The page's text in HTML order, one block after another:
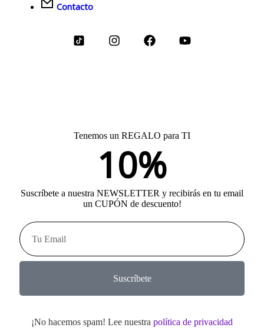
Contacto
Tenemos un REGALO para TI
10%
Suscríbete a nuestra NEWSLETTER y recibirás en tu email
un CUPÓN de descuento!
Suscríbete
¡No hacemos spam! Lee nuestra política de privacidad